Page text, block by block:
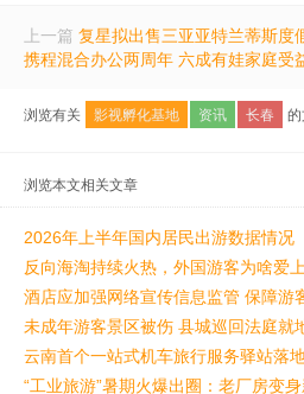
上一篇 复星拟出售三亚亚特兰蒂斯度
携程混合办公两周年 六成有娃家庭受
浏览有关 影视孵化基地 资讯 长春
浏览本文相关文章
2026年上半年国内居民出游数据情况
反向海淘持续火热，外国游客为啥爱
酒店应加强网络宣传信息监管 保障游
未成年游客景区被伤 县城巡回法庭就
云南首个一站式机车旅行服务驿站落
“工业旅游”暑期火爆出圈：老厂房变